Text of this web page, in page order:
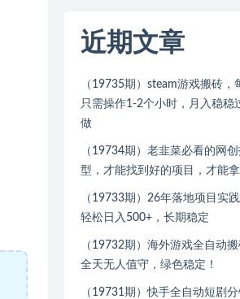
近期文章
（19735期）steam游戏搬砖，
只需操作1-2个小时，月入稳稳
做
（19734期）老韭菜必看的网
型，才能找到好的项目，才能
（19733期）26年落地项目实
轻松日入500+，长期稳定
（19732期）海外游戏全自动
全天无人值守，绿色稳定！
（19731期）快手全自动短剧